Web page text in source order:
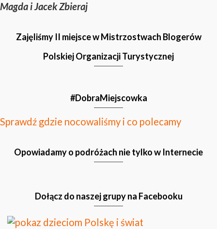
Magda i Jacek Zbieraj
Zajęliśmy II miejsce w Mistrzostwach Blogerów
Polskiej Organizacji Turystycznej
#DobraMiejscowka
Sprawdź gdzie nocowaliśmy i co polecamy
Opowiadamy o podróżach nie tylko w Internecie
Dołącz do naszej grupy na Facebooku